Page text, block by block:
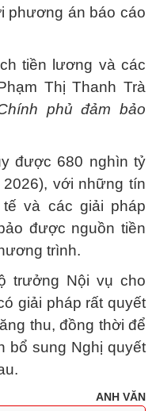
phương án báo cáo
tiền lương và các
Thị Thanh Trà
phủ đảm bảo
được 680 nghìn tỷ
với những tín
và các giải pháp
được nguồn tiền
trình.
trưởng Nội vụ cho
giải pháp rất quyết
thu, đồng thời để
bổ sung Nghị quyết
ANH VĂN